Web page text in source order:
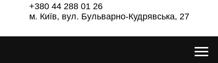
+380 44 288 01 26
м. Київ, вул. Бульварно-Кудрявська, 27